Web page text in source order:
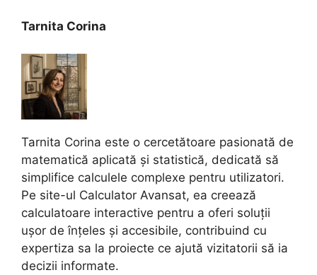
Tarnita Corina
Tarnita Corina este o cercetătoare pasionată de
matematică aplicată și statistică, dedicată să
simplifice calculele complexe pentru utilizatori.
Pe site-ul Calculator Avansat, ea creează
calculatoare interactive pentru a oferi soluții
ușor de înțeles și accesibile, contribuind cu
expertiza sa la proiecte ce ajută vizitatorii să ia
decizii informate.